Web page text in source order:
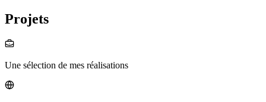
Projets
Une sélection de mes réalisations